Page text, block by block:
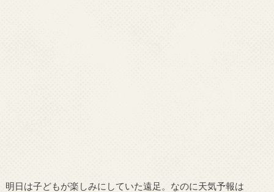
明日は子どもが楽しみにしていた遠足。なのに天気予報は